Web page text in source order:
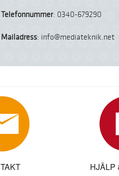
Telefonnummer: 0340-679290
Mailadress: info@mediateknik.net
HJÄLP